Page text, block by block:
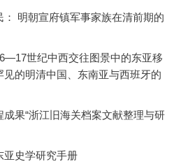
明朝宣府镇军事家族在清前期的
世纪中西交往图景中的东亚移
的明清中国、东南亚与西班牙的
成果“浙江旧海关档案文献整理与研
亚史学研究手册